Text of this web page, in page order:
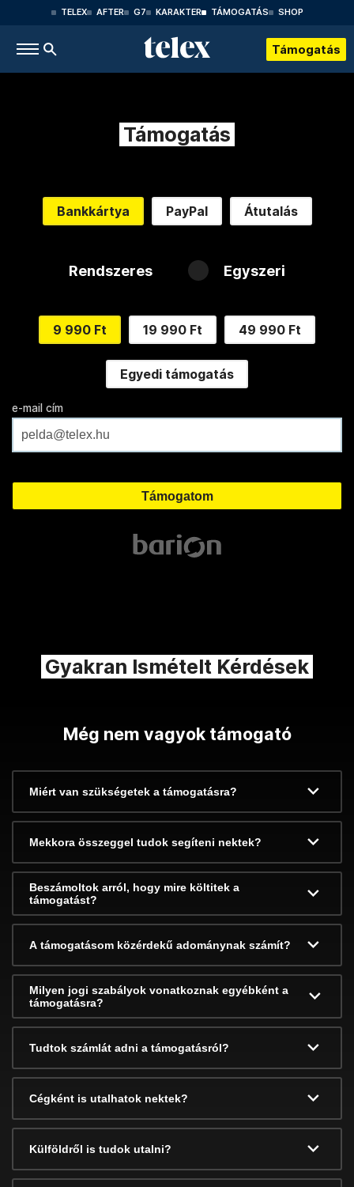
TELEX AFTER G7 KARAKTER TÁMOGATÁS SHOP
Támogatás
Támogatás
Bankkártya PayPal Átutalás
Rendszeres Egyszeri
9 990 Ft 19 990 Ft 49 990 Ft
Egyedi támogatás
e-mail cím
Gyakran Ismételt Kérdések
Még nem vagyok támogató
Miért van szükségetek a támogatásra?
Mekkora összeggel tudok segíteni nektek?
Beszámoltok arról, hogy mire költitek a
támogatást?
A támogatásom közérdekű adománynak számít?
Milyen jogi szabályok vonatkoznak egyébként a
támogatásra?
Tudtok számlát adni a támogatásról?
Cégként is utalhatok nektek?
Külföldről is tudok utalni?